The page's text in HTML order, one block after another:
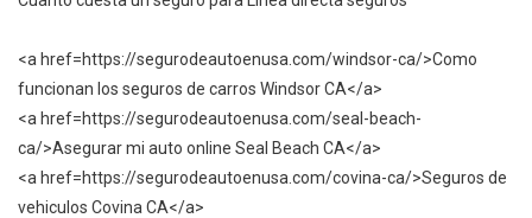
<a href=https://segurodeautoenusa.com/windsor-ca/>Como
funcionan los seguros de carros Windsor CA</a>
<a href=https://segurodeautoenusa.com/seal-beach-
ca/>Asegurar mi auto online Seal Beach CA</a>
<a href=https://segurodeautoenusa.com/covina-ca/>Seguros de
vehiculos Covina CA</a>